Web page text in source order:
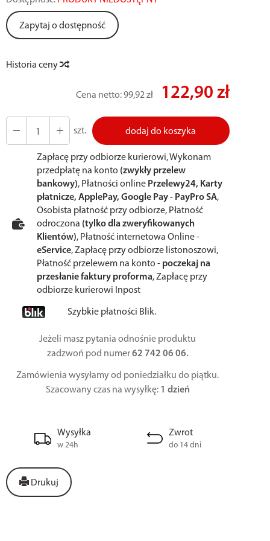
Zapytaj o dostępność
Historia ceny
Cena netto:99,92 zł 122,90 zł
szt. dodaj do koszyka
Zapłacę przy odbiorze kurierowi, Wykonam
przedpłatę na konto (zwykły przelew
bankowy), Płatności online Przelewy24, Karty
płatnicze, ApplePay, Google Pay - PayPro SA,
Osobista płatność przy odbiorze, Płatność
odroczona (tylko dla zweryfikowanych
Klientów), Płatność internetowa Online -
eService, Zapłacę przy odbiorze listonoszowi,
Płatność przelewem na konto - poczekaj na
przesłanie faktury proforma, Zapłacę przy
odbiorze kurierowi Inpost
Szybkie płatności Blik.
Jeżeli masz pytania odnośnie produktu
zadzwoń pod numer62 742 06 06.
Zamówienia wysyłamy od poniedziałku do piątku.
Szacowany czas na wysyłkę: 1 dzień
Wysyłka
w 24h
Zwrot
do 14 dni
Drukuj